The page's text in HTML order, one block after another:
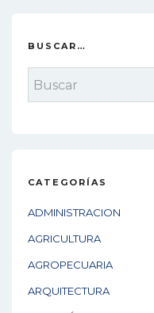
BUSCAR…
CATEGORÍAS
ADMINISTRACION
AGRICULTURA
AGROPECUARIA
ARQUITECTURA